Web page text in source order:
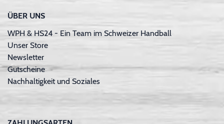
ÜBER UNS
WPH & HS24 - Ein Team im Schweizer Handball
Unser Store
Newsletter
Gutscheine
Nachhaltigkeit und Soziales